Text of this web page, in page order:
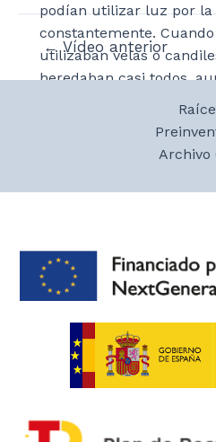
podían utilizar luz por la
constantemente.
utilizaban velas o
heredaban casi todos,
compraban. La casa
dos hermanos ya que su
vivir a Zaragoza. Su
Navegación
←Vídeo anterior
Archivo